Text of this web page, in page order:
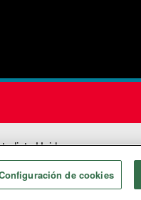
Unida
de cookies